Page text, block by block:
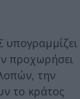
προχωρήσει
την
το κράτος